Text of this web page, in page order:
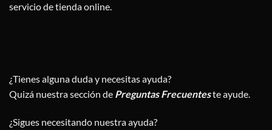
servicio de tienda online.
¿Tienes alguna duda y necesitas ayuda?
Quizá nuestra sección de Preguntas Frecuenteste ayude.
¿Sigues necesitando nuestra ayuda?